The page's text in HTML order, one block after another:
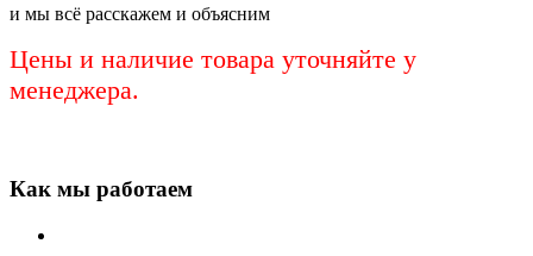
и мы всё расскажем и объясним
Цены и наличие товара уточняйте у
менеджера.
Как мы работаем